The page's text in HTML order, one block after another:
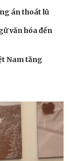
án thoát lũ
văn hóa đến
Nam tăng